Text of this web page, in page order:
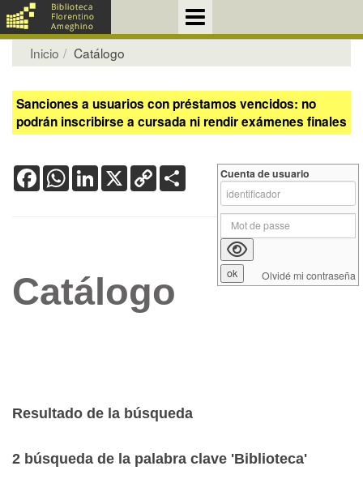
Inicio Catálogo
Sanciones a usuarios con préstamos vencidos: no
podrán inscribirse a cursada ni rendir exámenes finales
FacebookWhatsApp
LinkedIn
X Copy
Link
Catálogo
Resultado de la búsqueda
2 búsqueda de la palabra clave 'Biblioteca'
Cuenta de usuario
Olvidé mi contraseña